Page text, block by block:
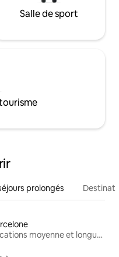
Salle de sport
prolongés
Locations moyenne et longue durée